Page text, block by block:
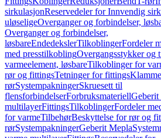
sirkulasjonReservedeler for Innvendig
uløseligeOverganger og forbindelser,
Overganger og forbindelser,
løsbareEndedekslerTilkoblingerFordeler
med presstilkoblingOvergangsstykker og
varmeelement, løsbareTilkoblinger for
rør og fittingsTetninger for fittings
rørSystempakningerSkruesett til
flensforbindelserForbruksmateriellGeberit
multilayerFittingsTilkoblingerFordeler
for varmeTilbehørBeskyttelse for rør og
rørSystempakningerGeberit Mepla